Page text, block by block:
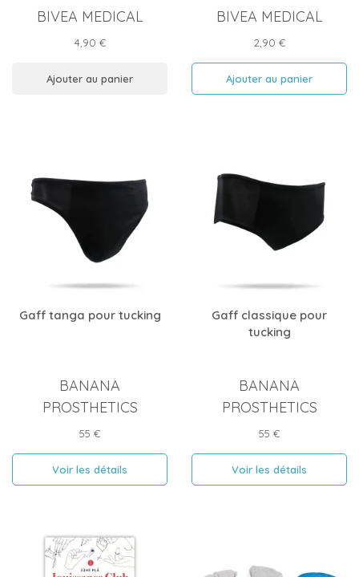
BIVEA MEDICAL
Prix
4,90 €
Ajouter au panier
BIVEA MEDICAL
Prix
2,90 €
Ajouter au panier
Gaff tanga pour tucking
BANANA
PROSTHETICS
Prix
55 €
Voir les détails
Gaff classique pour
tucking
BANANA
PROSTHETICS
Prix
55 €
Voir les détails